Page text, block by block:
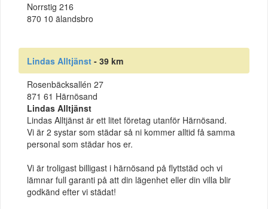
Norrstig 216
870 10 älandsbro
Lindas Alltjänst - 39 km
Rosenbäcksallén 27
871 61 Härnösand
Lindas Alltjänst
Lindas Alltjänst är ett litet företag utanför Härnösand.
Vi är 2 systar som städar så ni kommer alltid få samma
personal som städar hos er.
Vi är troligast billigast i härnösand på flyttstäd och vi
lämnar full garanti på att din lägenhet eller din villa blir
godkänd efter vi städat!